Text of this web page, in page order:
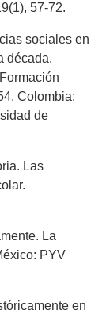
57-72.
sociales en
década.
Colombia:
de
Las
La
PYV
en